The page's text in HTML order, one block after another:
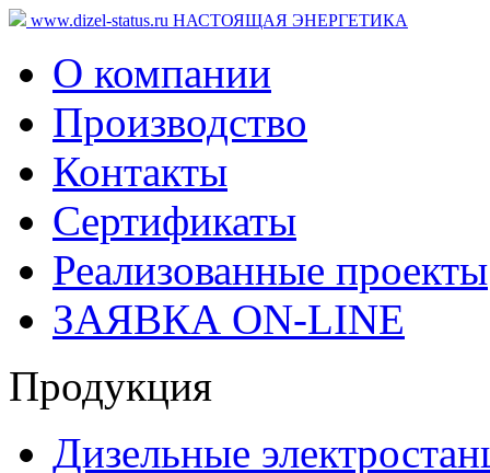
www.dizel-status.ru НАСТОЯЩАЯ ЭНЕРГЕТИКА
О компании
Производство
Контакты
Сертификаты
Реализованные проекты
ЗАЯВКА ON-LINE
Продукция
Дизельные